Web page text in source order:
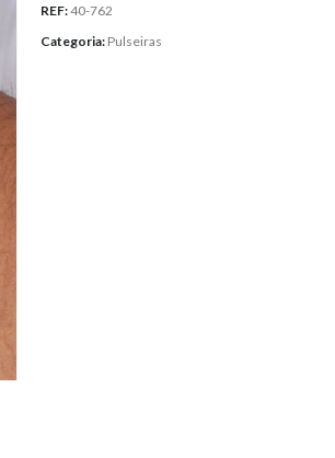
REF:40-762
Categoria: Pulseiras